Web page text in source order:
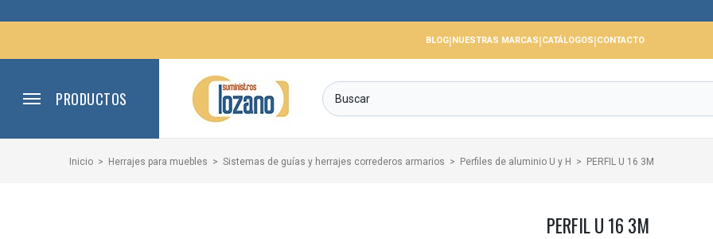
📢
BLOG|NUESTRAS MARCAS|CATÁLOGOS|CONTACTO
PRODUCTOS
Inicio Herrajes para muebles Sistemas de guías y herrajes correderos armarios Perfiles de aluminio U y H PERFIL U 16 3M
PERFIL U 16 3M